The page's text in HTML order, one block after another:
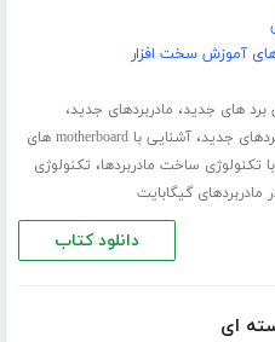
آموزش سخت افزار
برد های جدید، مادربردهای جدید،
جدید،
آشنایی با motherboard های
تکنولوژی ساخت مادربردها، تکنولوژی
مادربردهای گیگابایت
دانلود کتاب
ای